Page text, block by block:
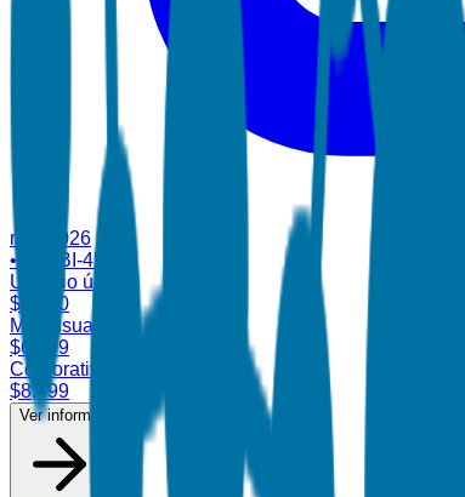
mar 2026
•
TBI-45954
Usuario único
$ 4,700
Multiusuario
$6,899
Corporativo
$8,499
Ver informe